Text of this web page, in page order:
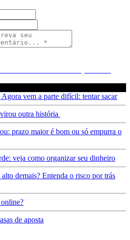
vem a parte difícil: tentar sacar
outra história
prazo maior é bom ou só empurra o
veja como organizar seu dinheiro
demais? Entenda o risco por trás
de aposta